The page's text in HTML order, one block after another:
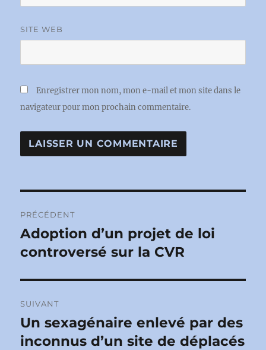
SITE WEB
Enregistrer mon nom, mon e-mail et mon site dans le
navigateur pour mon prochain commentaire.
de
l’article
PRÉCÉDENT
Publication
précédente :
Adoption d’un projet de loi
controversé sur la CVR
SUIVANT
Publication
suivante :
Un sexagénaire enlevé par des
inconnus d’un site de déplacés